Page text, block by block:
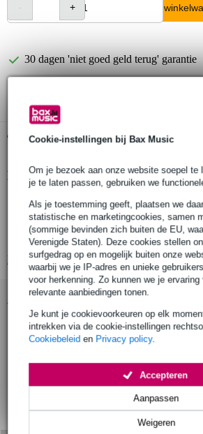
Cookie-instellingen bij Bax Music
Om je bezoek aan onze website soepel te
je te laten passen, gebruiken we
Als je toestemming geeft, plaatsen we
statistische en marketingcookies, samen
(sommige bevinden zich buiten de EU,
Verenigde Staten). Deze cookies stellen
surfgedrag op en mogelijk buiten onze
waarbij we je IP-adres en unieke
voor herkenning. Zo kunnen we je ervaring
relevante aanbiedingen tonen.
Je kunt je cookievoorkeuren op elk
intrekken via de cookie-instellingen
Cookiebeleid en Privacy policy.
Weigeren
Aanpassen
Accepteren
In
30 dagen 'niet goed geld terug' garantie
3 jaar Bax Music garantie
Gratis ophalen in de winkel
Productinformatie
type: fullrange luidspreker
driver_inch: 2 inch
nominaal vermogen: 4 W
Bekijk alle productspecificaties
Accessoires (7)